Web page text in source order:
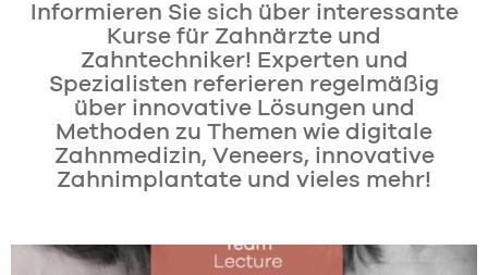
Informieren Sie sich über interessante
Kurse für Zahnärzte und
Zahntechniker! Experten und
Spezialisten referieren regelmäßig
über innovative Lösungen und
Methoden zu Themen wie digitale
Zahnmedizin, Veneers, innovative
Zahnimplantate und vieles mehr!